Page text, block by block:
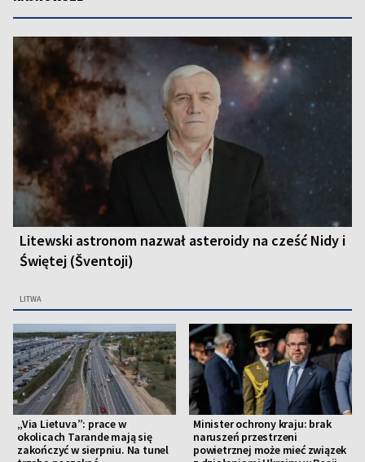
Litewski astronom nazwał asteroidy na cześć Nidy i
Świętej (Šventoji)
LITWA
„Via Lietuva”: prace w
okolicach Tarande mają się
zakończyć w sierpniu. Na tunel
Minister ochrony kraju: brak
naruszeń przestrzeni
powietrznej może mieć związek